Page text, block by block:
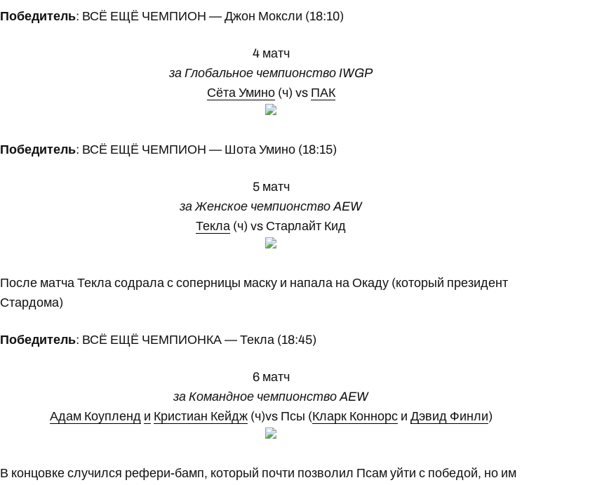
Победитель: ВСЁ ЕЩЁ ЧЕМПИОН — Джон Моксли (18:10)
4 матч
за Глобальное чемпионство IWGP
Сёта Умино(ч) vs ПАК
Победитель: ВСЁ ЕЩЁ ЧЕМПИОН — Шота Умино (18:15)
5 матч
за Женское чемпионство AEW
Текла (ч) vs Старлайт Кид
После матча Текла содрала с соперницы маску и напала на Окаду (который президент
Стардома)
Победитель: ВСЁ ЕЩЁ ЧЕМПИОНКА — Текла (18:45)
6 матч
за Командное чемпионство AEW
Адам Коупленд и Кристиан Кейдж(ч)vs Псы (Кларк Коннорси Дэвид Финли)
В концовке случился рефери-бамп, который почти позволил Псам уйти с победой, но им